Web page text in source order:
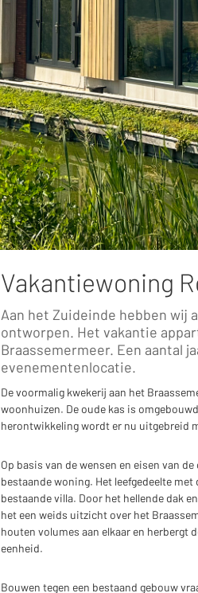
Vakantiewoning
Aan het Zuideinde hebben wij
ontworpen. Het vakantie
Braassemermeer. Een aantal
evenementenlocatie.
De voormalig kwekerij aan het
woonhuizen. De oude kas is
herontwikkeling wordt er nu uitgebreid
Op basis van de wensen en eisen van
bestaande woning. Het leefgedeelte
bestaande villa. Door het hellende dak
het een weids uitzicht over het
houten volumes aan elkaar en herbergt
eenheid.
Bouwen tegen een bestaand gebouw